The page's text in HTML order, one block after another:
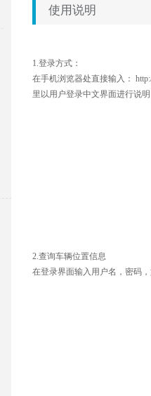
使用说明
1.登录方式：
在手机浏览器处直接输入：
里以用户登录中文界面进行说
2.查询车辆位置信息
在登录界面输入用户名，密码